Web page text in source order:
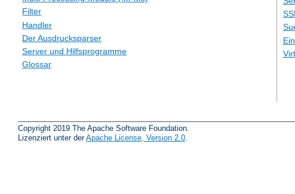
Filter
Handler
Der Ausdrucksparser
Server und Hilfsprogramme
Glossar
Copyright 2019 The Apache Software Foundation.
Lizenziert unter derApache License, Version 2.0